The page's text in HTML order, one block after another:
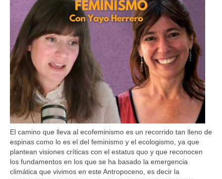
El camino que lleva al ecofeminismo es un recorrido tan lleno de
espinas como lo es el del feminismo y el ecologismo, ya que
plantean visiones críticas con el estatus quo y que reconocen
los fundamentos en los que se ha basado la emergencia
climática que vivimos en este Antropoceno, es decir la